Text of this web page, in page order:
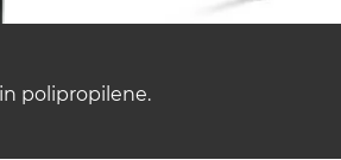
polipropilene.